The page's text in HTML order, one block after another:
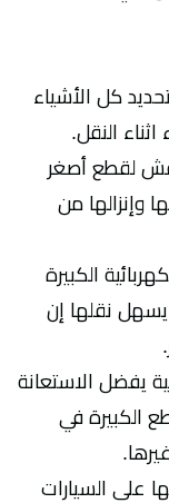
كل الأشياء
النقل.
لقطع أصغر
وإنزالها من
الكبيرة
يسهل نقلها إن
يفضل الاستعانة
الكبيرة في
على السيارات